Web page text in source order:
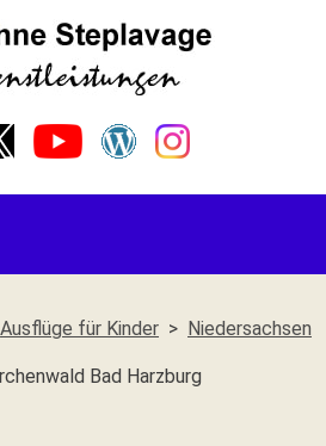
Ausflüge für Kinder Niedersachsen
Bad Harzburg